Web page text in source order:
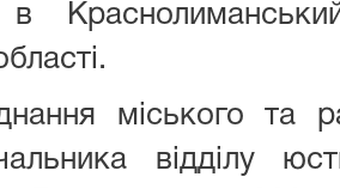
в
міського та
відділу